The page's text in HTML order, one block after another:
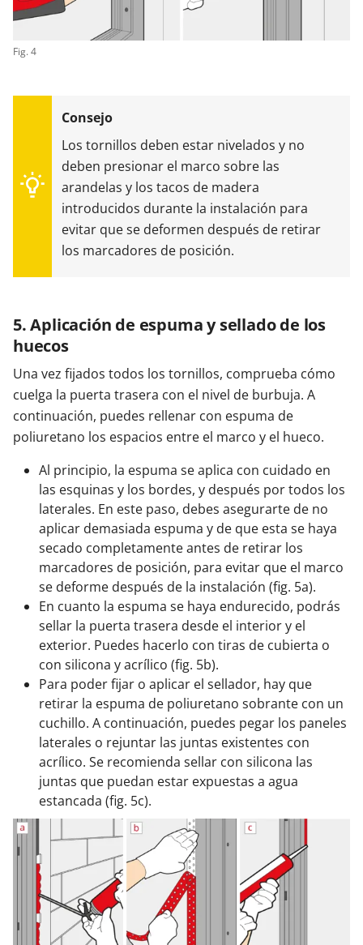
Fig. 4
Los tornillos deben estar nivelados y no
deben presionar el marco sobre las
arandelas y los tacos de madera
introducidos durante la instalación para
evitar que se deformen después de retirar
los marcadores de posición.
5. Aplicación de espuma y sellado de los
huecos
Una vez fijados todos los tornillos, comprueba cómo
cuelga la puerta trasera con el nivel de burbuja. A
continuación, puedes rellenar con espuma de
poliuretano los espacios entre el marco y el hueco.
Al principio, la espuma se aplica con cuidado en
las esquinas y los bordes, y después por todos los
laterales. En este paso, debes asegurarte de no
aplicar demasiada espuma y de que esta se haya
secado completamente antes de retirar los
marcadores de posición, para evitar que el marco
se deforme después de la instalación (fig. 5a).
En cuanto la espuma se haya endurecido, podrás
sellar la puerta trasera desde el interior y el
exterior. Puedes hacerlo con tiras de cubierta o
con silicona y acrílico (fig. 5b).
Para poder fijar o aplicar el sellador, hay que
retirar la espuma de poliuretano sobrante con un
cuchillo. A continuación, puedes pegar los paneles
laterales o rejuntar las juntas existentes con
acrílico. Se recomienda sellar con silicona las
juntas que puedan estar expuestas a agua
estancada (fig. 5c).